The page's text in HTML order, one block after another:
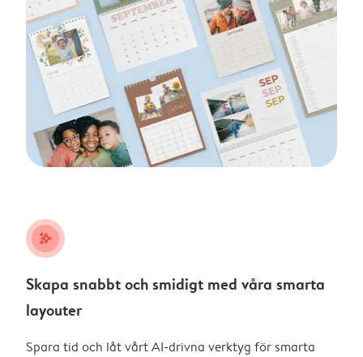
stars_plus
Skapa snabbt och smidigt med våra smarta
layouter
Spara tid och låt vårt AI-drivna verktyg för smarta